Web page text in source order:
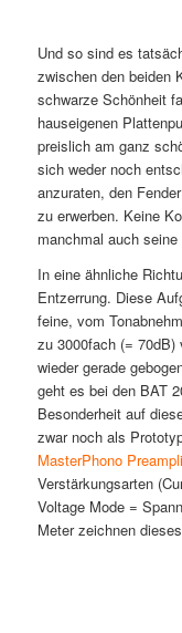
Und so sind es
zwischen den beiden
schwarze Schönheit
hauseigenen
preislich am ganz
sich weder noch
anzuraten, den
zu erwerben. Keine
manchmal auch seine
In eine ähnliche
Entzerrung. Diese
feine, vom
zu 3000fach (=
wieder gerade
geht es bei den BAT
Besonderheit auf
zwar noch als
MasterPhono
Verstärkungsarten
Voltage Mode =
Meter zeichnen